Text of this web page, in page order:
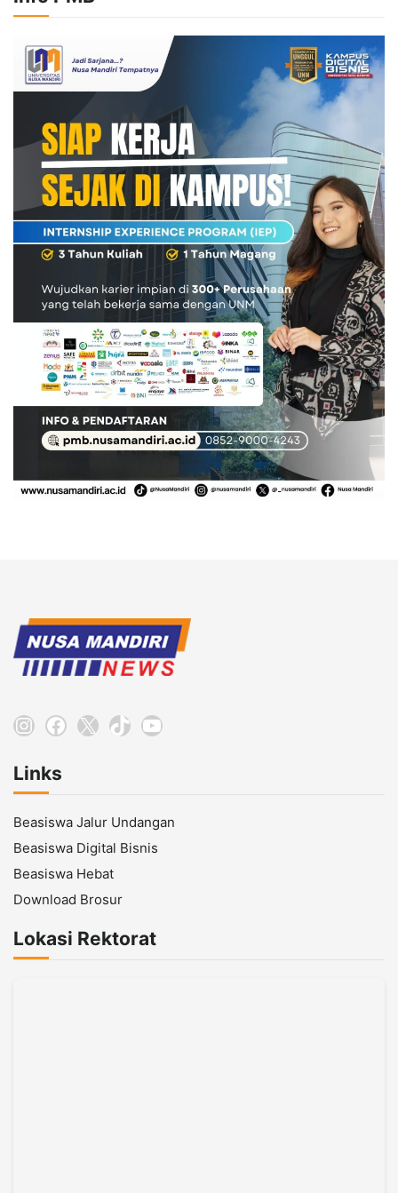
Instagram
Facebook
X TikTokYouTube
Links
Beasiswa Jalur Undangan
Beasiswa Digital Bisnis
Beasiswa Hebat
Download Brosur
Lokasi Rektorat